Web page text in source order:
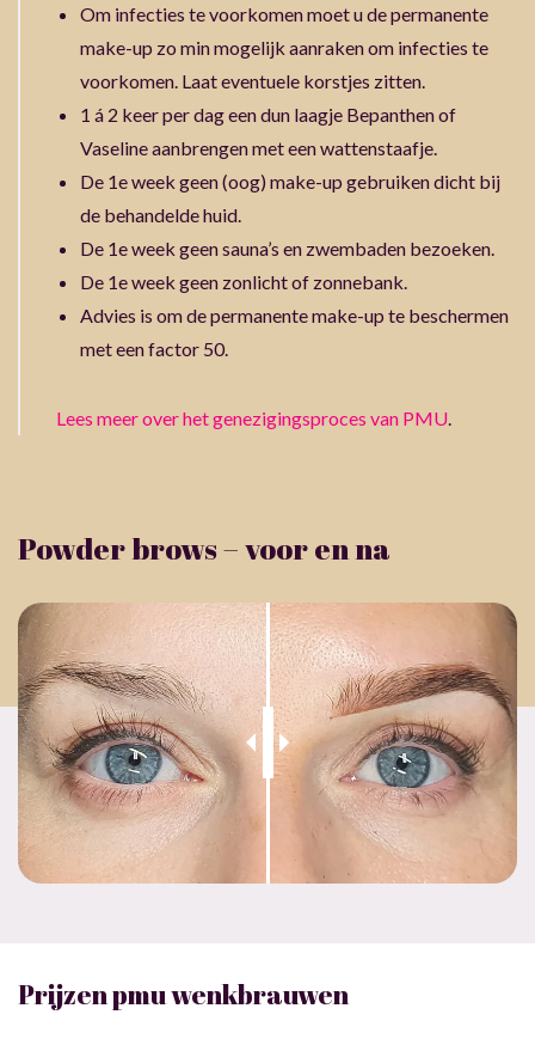
Om infecties te voorkomen moet u de permanente
make-up zo min mogelijk aanraken om infecties te
voorkomen. Laat eventuele korstjes zitten.
1 á 2 keer per dag een dun laagje Bepanthen of
Vaseline aanbrengen met een wattenstaafje.
De 1e week geen (oog) make-up gebruiken dicht bij
de behandelde huid.
De 1e week geen sauna’s en zwembaden bezoeken.
De 1e week geen zonlicht of zonnebank.
Advies is om de permanente make-up te beschermen
met een factor 50.
Lees meer over het genezigingsproces van PMU.
Powder brows – voor en na
Prijzenpmu wenkbrauwen